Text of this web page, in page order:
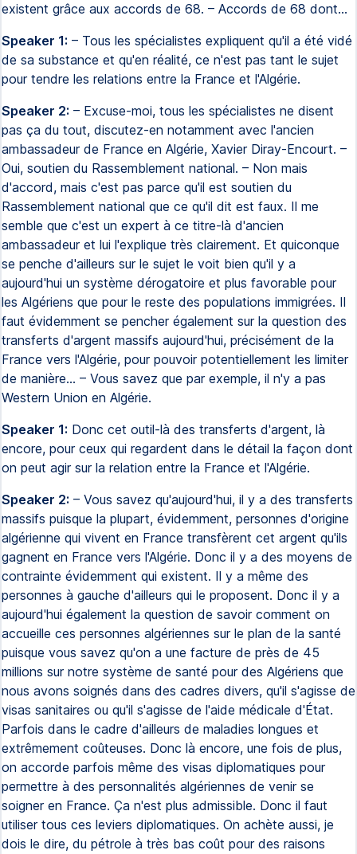
existent grâce aux accords de 68. – Accords de 68 dont…
Speaker 1: – Tous les spécialistes expliquent qu'il a été vidé
de sa substance et qu'en réalité, ce n'est pas tant le sujet
pour tendre les relations entre la France et l'Algérie.
Speaker 2: – Excuse-moi, tous les spécialistes ne disent
pas ça du tout, discutez-en notamment avec l'ancien
ambassadeur de France en Algérie, Xavier Diray-Encourt. –
Oui, soutien du Rassemblement national. – Non mais
d'accord, mais c'est pas parce qu'il est soutien du
Rassemblement national que ce qu'il dit est faux. Il me
semble que c'est un expert à ce titre-là d'ancien
ambassadeur et lui l'explique très clairement. Et quiconque
se penche d'ailleurs sur le sujet le voit bien qu'il y a
aujourd'hui un système dérogatoire et plus favorable pour
les Algériens que pour le reste des populations immigrées. Il
faut évidemment se pencher également sur la question des
transferts d'argent massifs aujourd'hui, précisément de la
France vers l'Algérie, pour pouvoir potentiellement les limiter
de manière… – Vous savez que par exemple, il n'y a pas
Western Union en Algérie.
Speaker 1: Donc cet outil-là des transferts d'argent, là
encore, pour ceux qui regardent dans le détail la façon dont
on peut agir sur la relation entre la France et l'Algérie.
Speaker 2: – Vous savez qu'aujourd'hui, il y a des transferts
massifs puisque la plupart, évidemment, personnes d'origine
algérienne qui vivent en France transfèrent cet argent qu'ils
gagnent en France vers l'Algérie. Donc il y a des moyens de
contrainte évidemment qui existent. Il y a même des
personnes à gauche d'ailleurs qui le proposent. Donc il y a
aujourd'hui également la question de savoir comment on
accueille ces personnes algériennes sur le plan de la santé
puisque vous savez qu'on a une facture de près de 45
millions sur notre système de santé pour des Algériens que
nous avons soignés dans des cadres divers, qu'il s'agisse de
visas sanitaires ou qu'il s'agisse de l'aide médicale d'État.
Parfois dans le cadre d'ailleurs de maladies longues et
extrêmement coûteuses. Donc là encore, une fois de plus,
on accorde parfois même des visas diplomatiques pour
permettre à des personnalités algériennes de venir se
soigner en France. Ça n'est plus admissible. Donc il faut
utiliser tous ces leviers diplomatiques. On achète aussi, je
dois le dire, du pétrole à très bas coût pour des raisons